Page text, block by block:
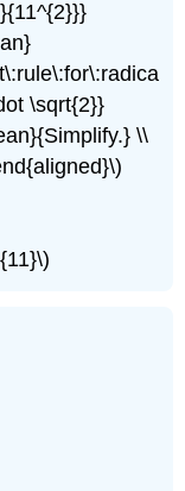
\sqrt{2}}
\\